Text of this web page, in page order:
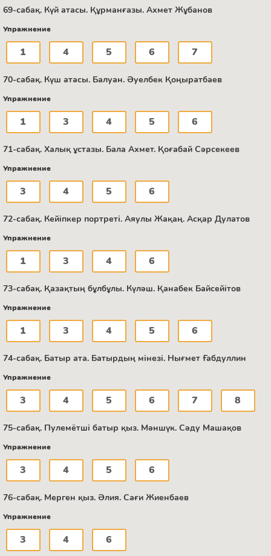
69-сабақ. Күй атасы. Құрманғазы. Ахмет Жұбанов
Упражнение
1 4 5 6 7
70-сабақ. Күш атасы. Балуан. Әуелбек Қоңыратбаев
Упражнение
1 3 4 5 6
71-сабақ. Халық ұстазы. Бала Ахмет. Қоғабай Сәрсекеев
Упражнение
3 4 5 6
72-сабақ. Кейіпкер портреті. Аяулы Жақаң. Асқар Дулатов
Упражнение
1 3 4 6
73-сабақ. Қазақтың бұлбұлы. Күләш. Қанабек Байсейітов
Упражнение
1 3 4 5 6
74-сабақ. Батыр ата. Батырдың мінезі. Нығмет Ғабдуллин
Упражнение
3 4 5 6 7 8
75-сабақ. Пулемётші батыр қыз. Мәншүк. Сәду Машақов
Упражнение
3 4 5 6
76-сабақ. Мерген қыз. Әлия. Сағи Жиенбаев
Упражнение
3 4 6